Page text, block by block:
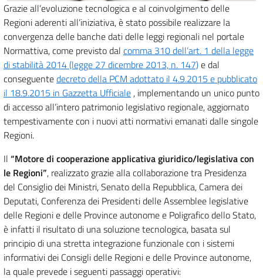
Grazie all’evoluzione tecnologica e al coinvolgimento delle
Regioni aderenti all’iniziativa, è stato possibile realizzare la
convergenza delle banche dati delle leggi regionali nel portale
Normattiva, come previsto dal comma 310 dell’art. 1 della legge
di stabilità 2014 (legge 27 dicembre 2013, n. 147)e dal
conseguentedecreto della PCM adottato il 4.9.2015 e pubblicato
il 18.9.2015 in Gazzetta Ufficiale , implementando un unico punto
di accesso all’intero patrimonio legislativo regionale, aggiornato
tempestivamente con i nuovi atti normativi emanati dalle singole
Regioni.
Il “Motore di cooperazione applicativa giuridico/legislativa con
le Regioni”, realizzato grazie alla collaborazione tra Presidenza
del Consiglio dei Ministri, Senato della Repubblica, Camera dei
Deputati, Conferenza dei Presidenti delle Assemblee legislative
delle Regioni e delle Province autonome e Poligrafico dello Stato,
è infatti il risultato di una soluzione tecnologica, basata sul
principio di una stretta integrazione funzionale con i sistemi
informativi dei Consigli delle Regioni e delle Province autonome,
la quale prevede i seguenti passaggi operativi: